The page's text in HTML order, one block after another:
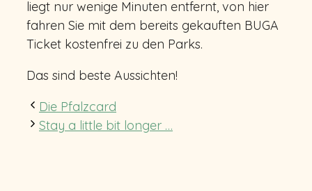
liegt nur wenige Minuten entfernt, von hier
fahren Sie mit dem bereits gekauften BUGA
Ticket kostenfrei zu den Parks.
Das sind beste Aussichten!
Die Pfalzcard
Stay a little bit longer …